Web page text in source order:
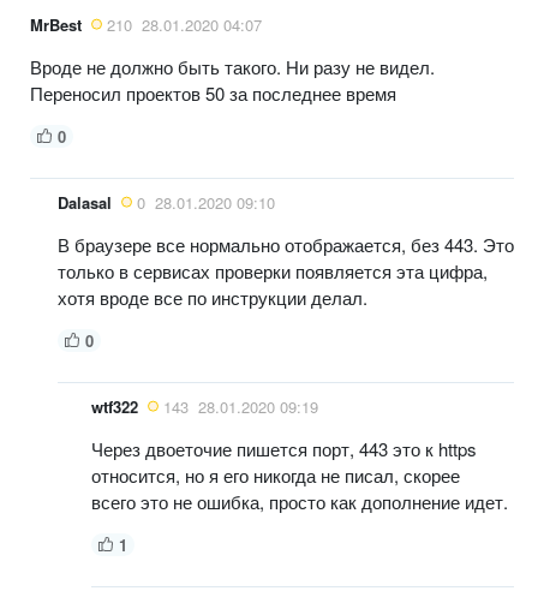
MrBest 210 28.01.2020 04:07
Вроде не должно быть такого. Ни разу не видел.
Переносил проектов 50 за последнее время
0
Dalasal 0 28.01.2020 09:10
В браузере все нормально отображается, без 443. Это
только в сервисах проверки появляется эта цифра,
хотя вроде все по инструкции делал.
0
wtf322 143 28.01.2020 09:19
Через двоеточие пишется порт, 443 это к https
относится, но я его никогда не писал, скорее
всего это не ошибка, просто как дополнение идет.
1